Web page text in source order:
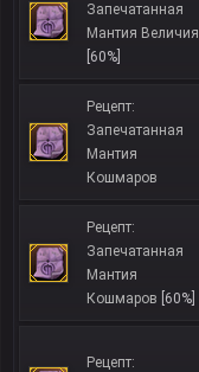
Запечатанная
Мантия Величия
[60%]
Рецепт:
Запечатанная
Мантия
Кошмаров
Рецепт:
Запечатанная
Мантия
Кошмаров [60%]
Рецепт: